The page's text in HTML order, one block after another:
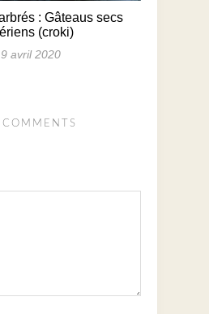
: Gâteaus secs
(croki)
avril 2020
COMMENTS